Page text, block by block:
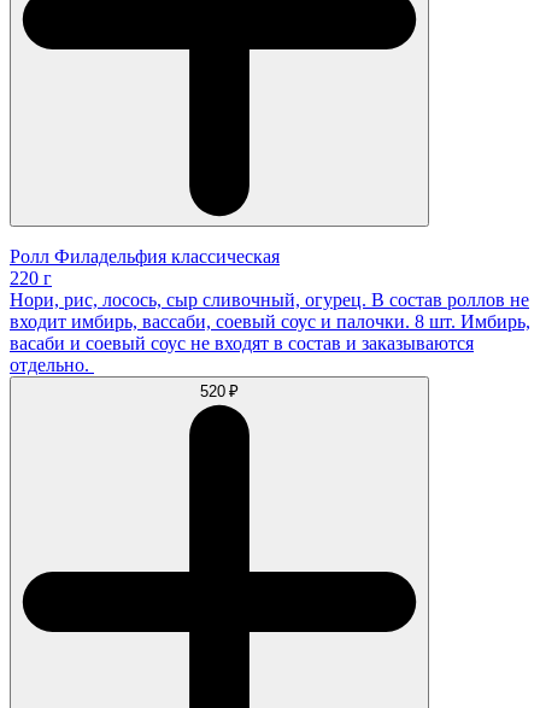
Ролл Филадельфия классическая
220 г
Нори, рис, лосось, сыр сливочный, огурец. В состав роллов не
входит имбирь, вассаби, соевый соус и палочки. 8 шт. Имбирь,
васаби и соевый соус не входят в состав и заказываются
отдельно.
520 ₽